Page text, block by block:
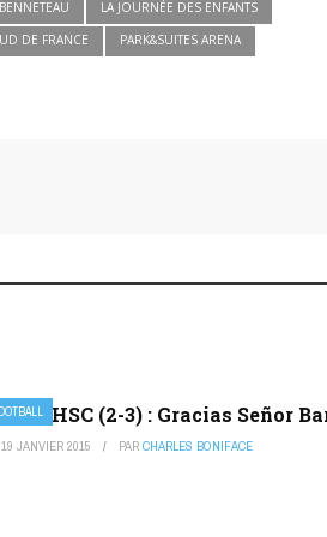
LA JOURNÉE DES ENFANTS
DE FRANCE
PARK&SUITES ARENA
MHSC (2-3) : Gracias Señor
19 JANVIER 2015 PAR CHARLES BONIFACE